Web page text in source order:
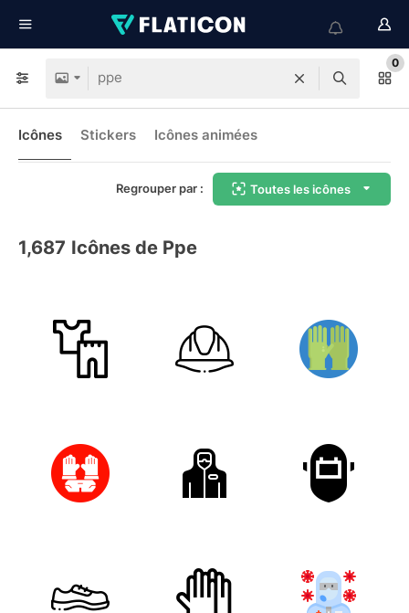
0
Icônes Stickers Icônes animées
Regrouper par : Toutes les icônes
1,687 Icônes de Ppe